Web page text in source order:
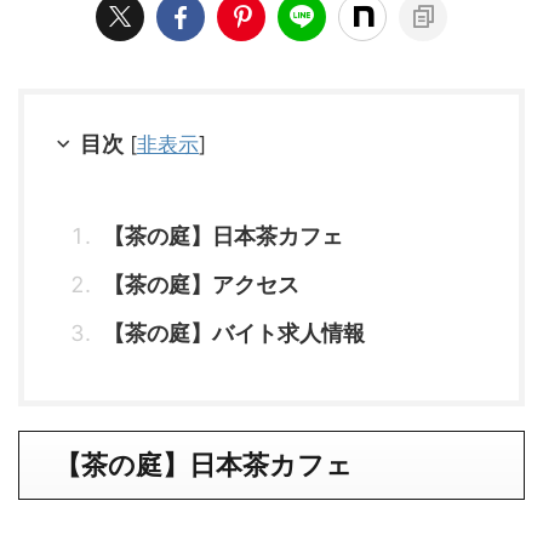
目次 [非表示]
【茶の庭】日本茶カフェ
【茶の庭】アクセス
【茶の庭】バイト求人情報
【茶の庭】 日本茶カフェ